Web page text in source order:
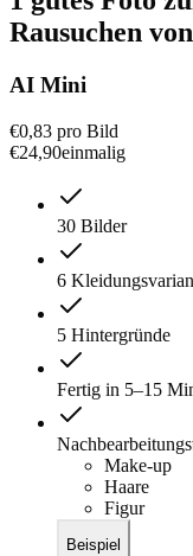
Rausuchen
AI Mini
€0,83 pro Bild
€24,90einmalig
30 Bilder
6
5 Hintergründe
Fertig in 5–15
Make-up
Haare
Figur
Beispiel